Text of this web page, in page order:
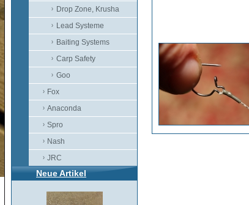
Drop Zone, Krusha
Lead Systeme
Baiting Systems
Carp Safety
Goo
Fox
Anaconda
Spro
Nash
JRC
Neue Artikel